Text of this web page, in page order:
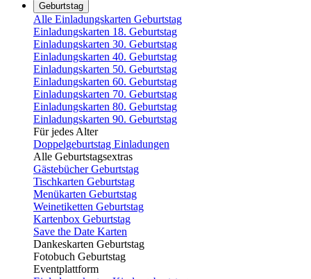
Geburtstag
Alle Einladungskarten Geburtstag
Einladungskarten 18. Geburtstag
Einladungskarten 30. Geburtstag
Einladungskarten 40. Geburtstag
Einladungskarten 50. Geburtstag
Einladungskarten 60. Geburtstag
Einladungskarten 70. Geburtstag
Einladungskarten 80. Geburtstag
Einladungskarten 90. Geburtstag
Für jedes Alter
Doppelgeburtstag Einladungen
Alle Geburtstagsextras
Gästebücher Geburtstag
Tischkarten Geburtstag
Menükarten Geburtstag
Weinetiketten Geburtstag
Kartenbox Geburtstag
Save the Date Karten
Dankeskarten Geburtstag
Fotobuch Geburtstag
Eventplattform